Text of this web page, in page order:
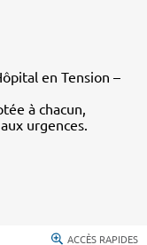
en Tension –
à chacun,
urgences.
ACCÈS RAPIDES